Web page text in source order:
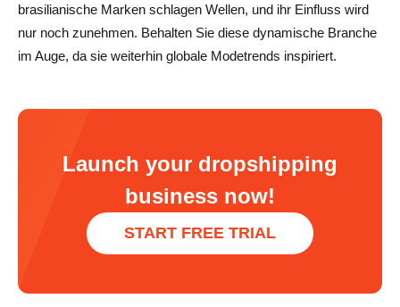
brasilianische Marken schlagen Wellen, und ihr Einfluss wird
nur noch zunehmen. Behalten Sie diese dynamische Branche
im Auge, da sie weiterhin globale Modetrends inspiriert.
Launch your dropshipping
business now!
START FREE TRIAL